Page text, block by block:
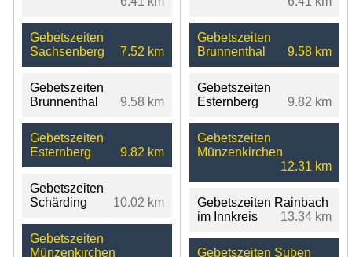
Gebetszeiten
Sachsenberg
7.52 km
Gebetszeiten
Brunnenthal
9.58 km
Gebetszeiten
Esternberg
9.82 km
Gebetszeiten
Schärding
10.02 km
Gebetszeiten
Münzenkirchen
Gebetszeiten
Brunnenthal
9.58 km
Gebetszeiten
Esternberg
9.82 km
Gebetszeiten
Münzenkirchen
12.31 km
Gebetszeiten Rainbach
im Innkreis
13.34 km
Gebetszeiten Suben